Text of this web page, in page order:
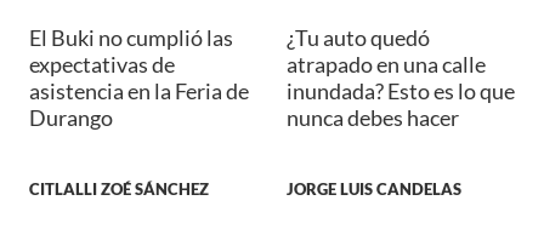
El Buki no cumplió las
expectativas de
asistencia en la Feria de
Durango
CITLALLI ZOÉ SÁNCHEZ
¿Tu auto quedó
atrapado en una calle
inundada? Esto es lo que
nunca debes hacer
JORGE LUIS CANDELAS